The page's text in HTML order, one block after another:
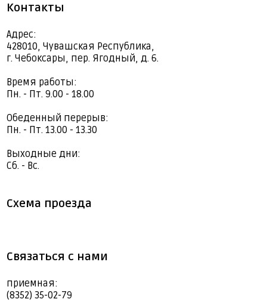
Контакты
Адрес:
428010, Чувашская Республика,
г. Чебоксары, пер. Ягодный, д. 6.
Время работы:
Пн. - Пт. 9.00 - 18.00
Обеденный перерыв:
Пн. - Пт. 13.00 - 13.30
Выходные дни:
Сб. - Вс.
Схема проезда
Связаться с нами
приемная:
(8352) 35-02-79